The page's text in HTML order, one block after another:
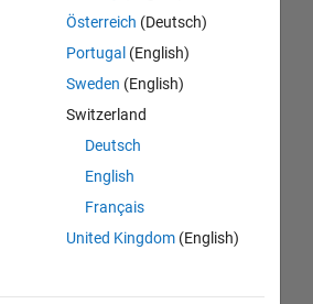
Österreich (Deutsch)
Portugal (English)
Sweden (English)
Switzerland
Deutsch
English
Français
United Kingdom(English)